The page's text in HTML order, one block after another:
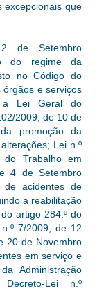
excepcionais que
de Setembro
do regime da
no Código do
órgãos e serviços
a Lei Geral do
2009, de 10 de
promoção da
Lei n.º
Trabalho em
4 de Setembro
de acidentes de
a reabilitação
artigo 284.º do
7/2009, de 12
20 de Novembro
em serviço e
Administração
Lei n.º